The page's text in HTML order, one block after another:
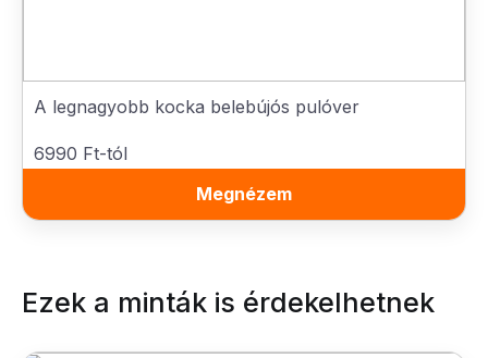
A legnagyobb kocka belebújós pulóver
6990 Ft-tól
Megnézem
Ezek a minták is érdekelhetnek